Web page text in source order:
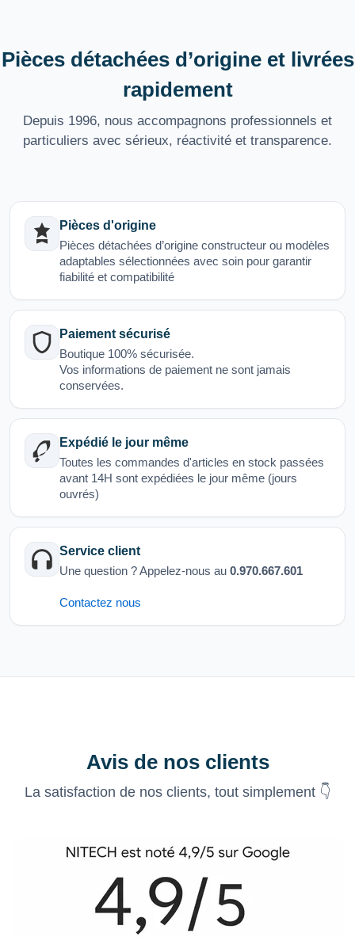
Pièces détachées d’origine et livrées
rapidement
Depuis 1996, nous accompagnons professionnels et
particuliers avec sérieux, réactivité et transparence.
Pièces d'origine
Pièces détachées d’origine constructeur ou modèles
adaptables sélectionnées avec soin pour garantir
fiabilité et compatibilité
Paiement sécurisé
Boutique 100% sécurisée.
Vos informations de paiement ne sont jamais
conservées.
Expédié le jour même
Toutes les commandes d'articles en stock passées
avant 14H sont expédiées le jour même (jours
ouvrés)
Service client
Une question ? Appelez-nous au 0.970.667.601
Contactez nous
Avis de nos clients
La satisfaction de nos clients, tout simplement 👇